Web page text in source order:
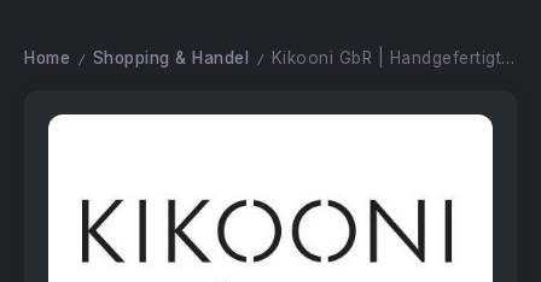
Home / Shopping & Handel / Kikooni GbR | Handgefertigte Mode und Accessoires